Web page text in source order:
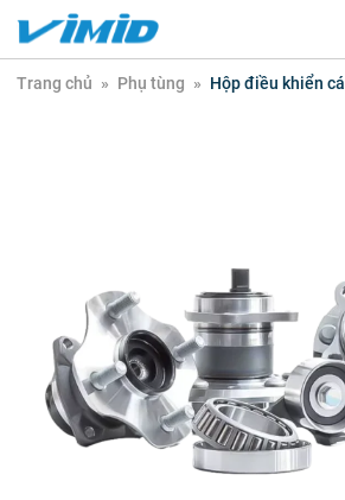
Trang chủ » Phụ tùng » Hộp điều khiển